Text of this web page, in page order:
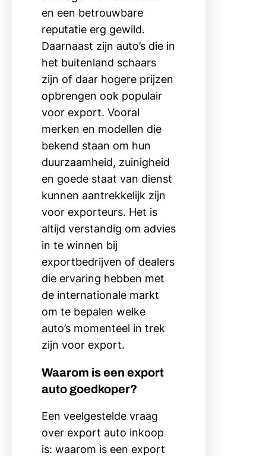
en een betrouwbare
reputatie erg gewild.
Daarnaast zijn auto’s die in
het buitenland schaars
zijn of daar hogere prijzen
opbrengen ook populair
voor export. Vooral
merken en modellen die
bekend staan om hun
duurzaamheid, zuinigheid
en goede staat van dienst
kunnen aantrekkelijk zijn
voor exporteurs. Het is
altijd verstandig om advies
in te winnen bij
exportbedrijven of dealers
die ervaring hebben met
de internationale markt
om te bepalen welke
auto’s momenteel in trek
zijn voor export.
Waarom is een export
auto goedkoper?
Een veelgestelde vraag
over export auto inkoop
is: waarom is een export